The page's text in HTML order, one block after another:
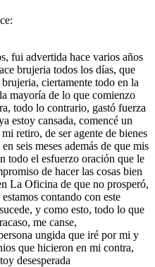
fui advertida hace varios años
brujeria todos los días, que
ciertamente todo en la
mayoría de lo que comienzo
todo lo contrario, gastó fuerza
estoy cansada, comencé un
retiro, de ser agente de bienes
seis meses además de que mis
todo el esfuerzo oración que le
de hacer las cosas bien
La Oficina de que no prosperó,
contando con este
y como esto, todo lo que
me canse,
ungida que iré por mi y
que hicieron en mi contra,
desesperada